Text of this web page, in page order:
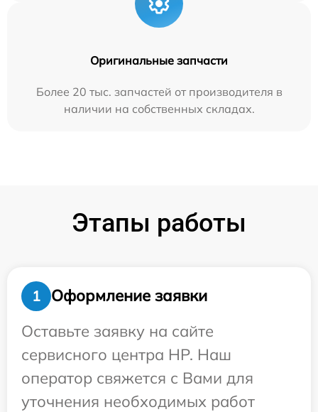
Оригинальные запчасти
Более 20 тыс. запчастей от производителя в
наличии на собственных складах.
Этапы работы
1
Оформление заявки
Оставьте заявку на сайте
сервисного центра HP. Наш
оператор свяжется с Вами для
уточнения необходимых работ